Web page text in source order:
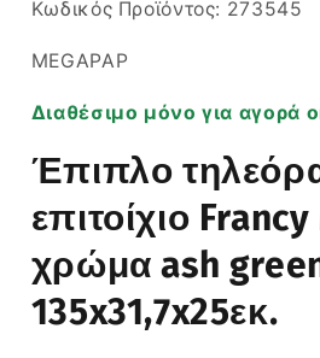
Κωδικός Προϊόντος: SKU:
273545
MEGAPAP
Διαθέσιμο μόνο για αγορά
Έπιπλο
επιτοίχιο
χρώμα ash
135x31,7x25εκ.